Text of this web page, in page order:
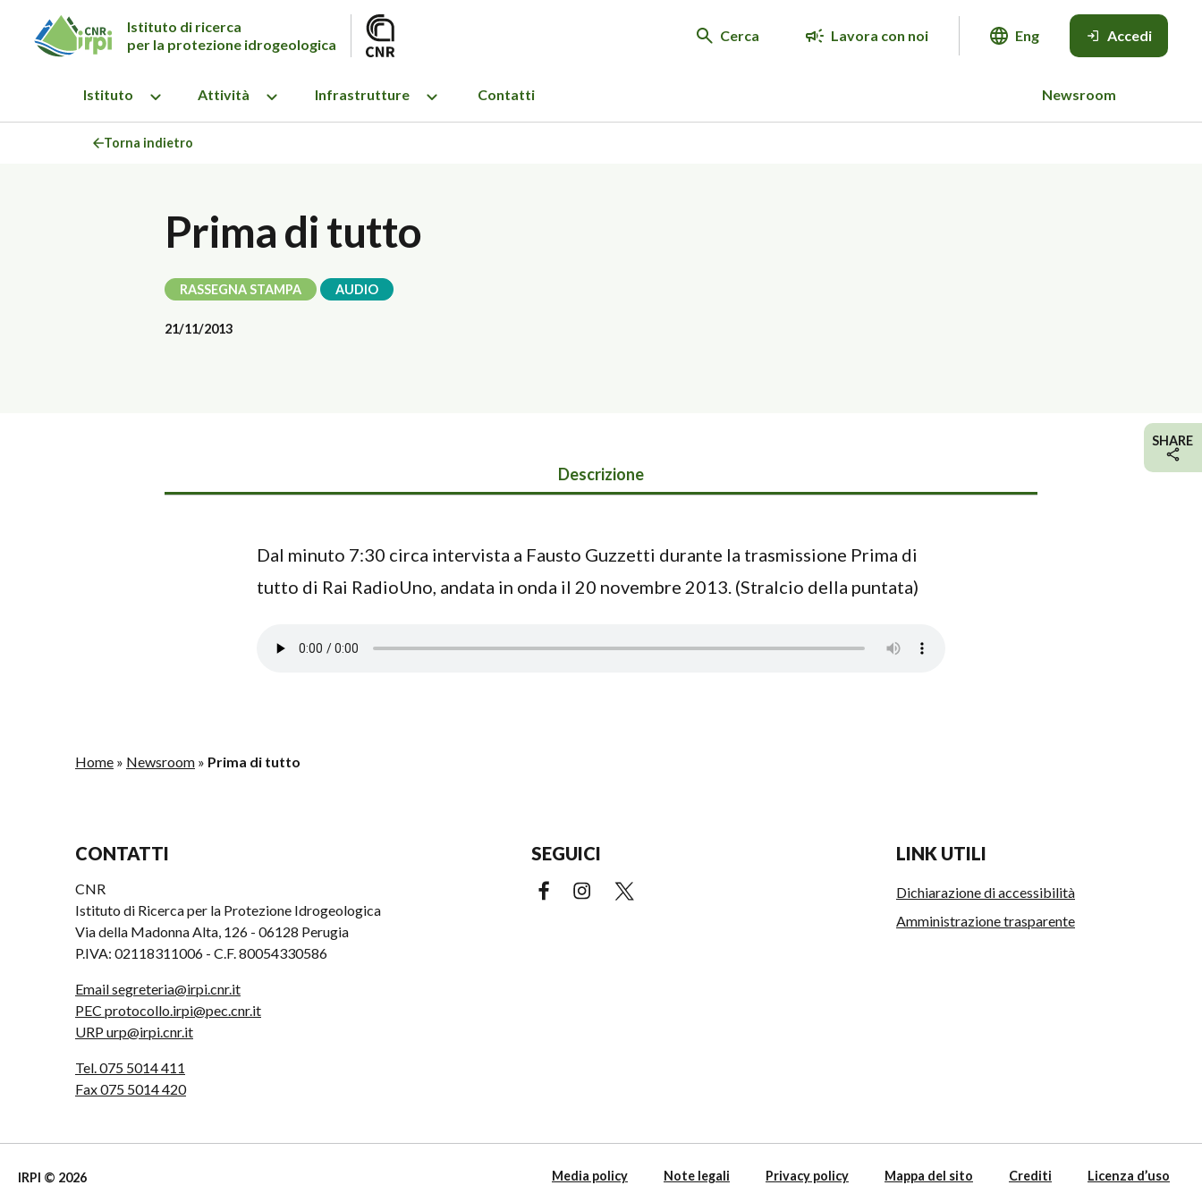
Istituto di ricerca
per la protezione idrogeologica
Cerca Lavora con noi Eng Accedi
Istituto Attività Infrastrutture Contatti Newsroom
SHARE
Torna indietro
Prima di tutto
RASSEGNA STAMPA AUDIO
21/11/2013
Descrizione
Dal minuto 7:30 circa intervista a Fausto Guzzetti durante la trasmissione Prima di
tutto di Rai RadioUno, andata in onda il 20 novembre 2013. (Stralcio della puntata)
Home » Newsroom » Prima di tutto
CONTATTI
CNR
Istituto di Ricerca per la Protezione Idrogeologica
Via della Madonna Alta, 126 - 06128 Perugia
P.IVA: 02118311006 - C.F. 80054330586
Email segreteria@irpi.cnr.it
PEC protocollo.irpi@pec.cnr.it
URP urp@irpi.cnr.it
Tel. 075 5014 411
Fax 075 5014 420
SEGUICI
Facebook (link esterno)
Instagram (link esterno)
LINK UTILI
Dichiarazione di accessibilità
Amministrazione trasparente
IRPI © 2026 Media policy Note legali Privacy policy Mappa del sito Crediti Licenza d’uso